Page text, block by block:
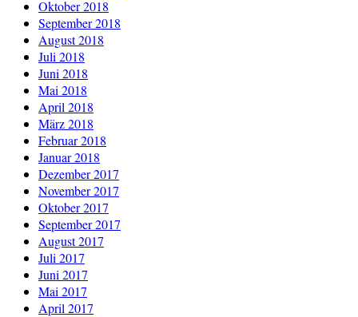
Oktober 2018
September 2018
August 2018
Juli 2018
Juni 2018
Mai 2018
April 2018
März 2018
Februar 2018
Januar 2018
Dezember 2017
November 2017
Oktober 2017
September 2017
August 2017
Juli 2017
Juni 2017
Mai 2017
April 2017